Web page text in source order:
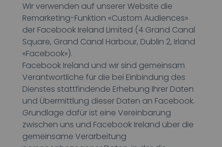
Wir verwenden auf unserer Website die
Remarketing-Funktion «Custom Audiences»
der Facebook Ireland Limited (4 Grand Canal
Square, Grand Canal Harbour, Dublin 2, Irland
«Facebook»).
Facebook Ireland und wir sind gemeinsam
Verantwortliche für die bei Einbindung des
Dienstes stattfindende Erhebung Ihrer Daten
und Übermittlung dieser Daten an Facebook.
Grundlage dafür ist eine Vereinbarung
zwischen uns und Facebook Ireland über die
gemeinsame Verarbeitung